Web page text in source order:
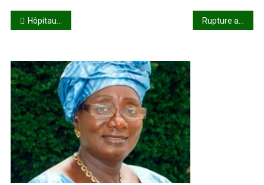
Navigation
l’article
Hôpitaux de Koutiala et Koulikoro : des mirages ?